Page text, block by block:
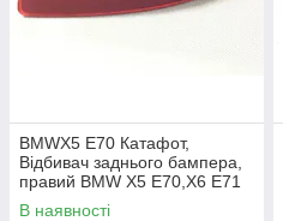
BMWX5 E70 Катафот,
Відбивач заднього бампера,
правий BMW X5 E70,X6 E71
Новий Оригінал
В наявності